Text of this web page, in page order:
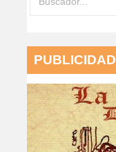
PUBLICIDAD